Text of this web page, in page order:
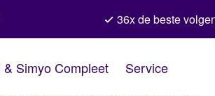
zorgen wij ervoor dat je ervaring op de
36x de beste
& Simyo Compleet Service